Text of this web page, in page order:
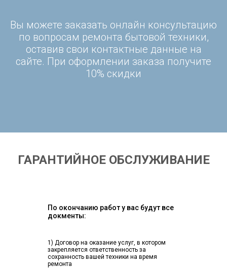
Вы можете заказать онлайн консультацию
по вопросам ремонта бытовой техники,
оставив свои контактные данные на
сайте. При оформлении заказа получите
10% скидки
ГАРАНТИЙНОЕ ОБСЛУЖИВАНИЕ
По окончанию работ у вас будут все
докменты:
1) Договор на оказание услуг, в котором
закрепляется ответственность за
сохранность вашей техники на время
ремонта